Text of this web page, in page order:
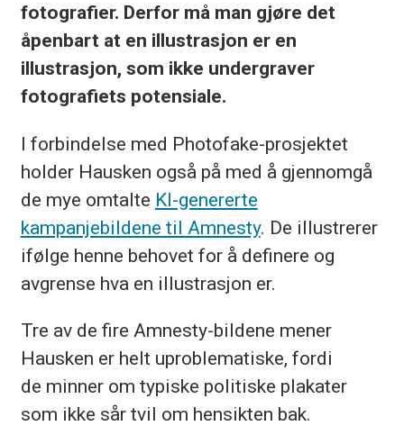
fotografier. Derfor må man gjøre det
åpenbart at en illustrasjon er en
illustrasjon, som ikke undergraver
fotografiets potensiale.
I forbindelse med Photofake-prosjektet
holder Hausken også på med å gjennomgå
de mye omtalte KI-genererte
kampanjebildene til Amnesty. De illustrerer
ifølge henne behovet for å definere og
avgrense hva en illustrasjon er.
Tre av de fire Amnesty-bildene mener
Hausken er helt uproblematiske, fordi
de minner om typiske politiske plakater
som ikke sår tvil om hensikten bak.